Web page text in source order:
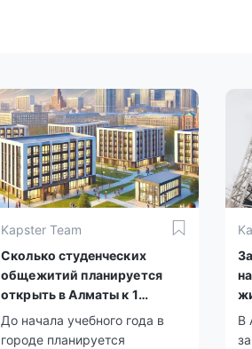
Kapster Team
Сколько студенческих
общежитий планируется
открыть в Алматы к 1
сентября
До начала учебного года в
городе планируется
В